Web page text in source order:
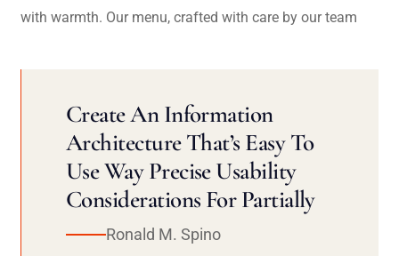
with warmth. Our menu, crafted with care by our team
Create An Information
Architecture That’s Easy To
Use Way Precise Usability
Considerations For Partially
Ronald M. Spino